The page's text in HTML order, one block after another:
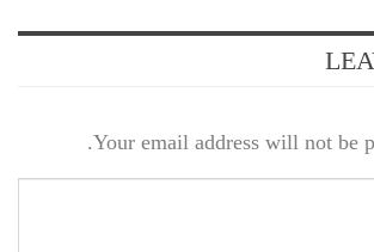
Your email address will not be